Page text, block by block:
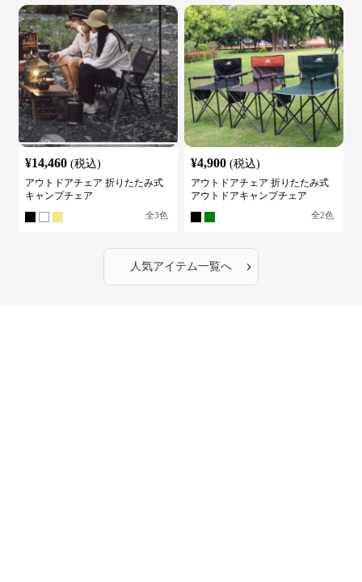
¥14,460 (税込)
アウトドアチェア 折りたたみ式
キャンプチェア
全3色
¥4,900 (税込)
アウトドアチェア 折りたたみ式
アウトドアキャンプチェア
全2色
人気アイテム一覧へ ›